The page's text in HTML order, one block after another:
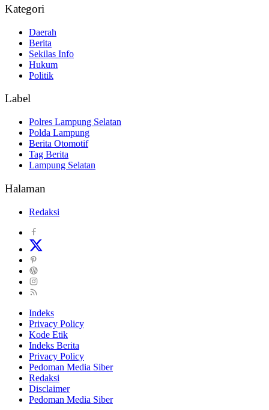
Kategori
Daerah
Berita
Sekilas Info
Hukum
Politik
Label
Polres Lampung Selatan
Polda Lampung
Berita Otomotif
Tag Berita
Lampung Selatan
Halaman
Redaksi
Indeks
Privacy Policy
Kode Etik
Indeks Berita
Privacy Policy
Pedoman Media Siber
Redaksi
Disclaimer
Pedoman Media Siber